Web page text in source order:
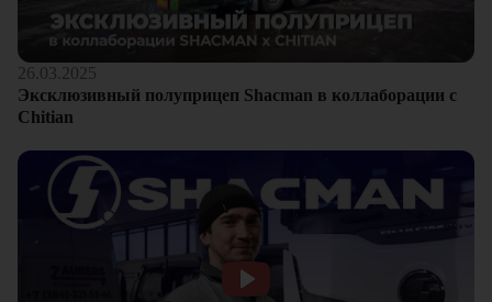
26.03.2025
Эксклюзивный полуприцеп Shacman в коллаборации с
Chitian